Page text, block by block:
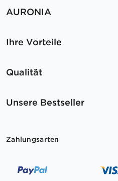
AURONIA
Ihre Vorteile
Qualität
Unsere Bestseller
Zahlungsarten